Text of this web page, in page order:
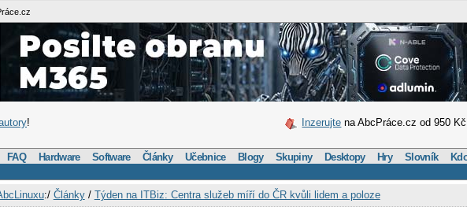
! Inzerujte na AbcPráce.cz od 950 Kč
FAQ Hardware Software Články Učebnice Blogy Skupiny Desktopy Hry Slovník
:/ Články/ Týden na ITBiz: Centra služeb míří do ČR kvůli lidem a poloze